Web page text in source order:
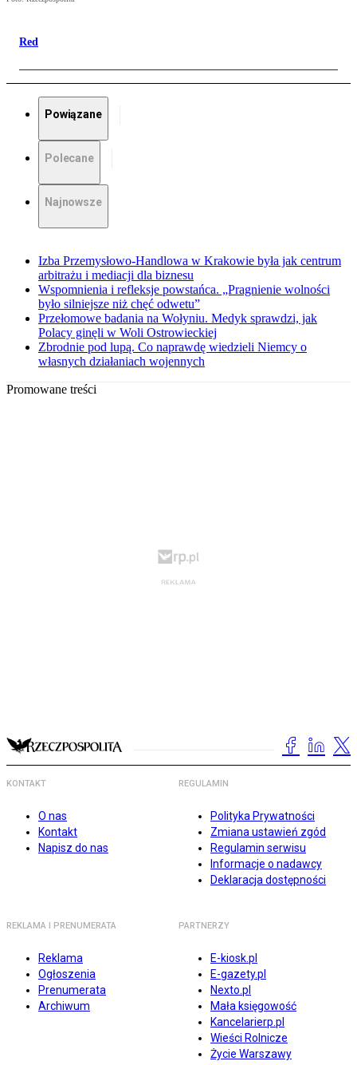
Red
Powiązane
Polecane
Najnowsze
Izba Przemysłowo-Handlowa w Krakowie była jak centrum
arbitrażu i mediacji dla biznesu
Wspomnienia i refleksje powstańca. „Pragnienie wolności
było silniejsze niż chęć odwetu”
Przełomowe badania na Wołyniu. Medyk sprawdzi, jak
Polacy ginęli w Woli Ostrowieckiej
Zbrodnie pod lupą. Co naprawdę wiedzieli Niemcy o
własnych działaniach wojennych
Promowane treści
KONTAKT
O nas
Kontakt
Napisz do nas
REGULAMIN
Polityka Prywatności
Zmiana ustawień zgód
Regulamin serwisu
Informacje o nadawcy
Deklaracja dostępności
REKLAMA I PRENUMERATA
Reklama
Ogłoszenia
Prenumerata
Archiwum
PARTNERZY
E-kiosk.pl
E-gazety.pl
Nexto.pl
Mała księgowość
Kancelarierp.pl
Wieści Rolnicze
Życie Warszawy